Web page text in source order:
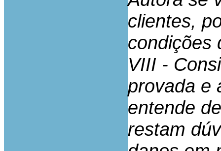
clientes,
condições
VIII -
provada e
entende
restam